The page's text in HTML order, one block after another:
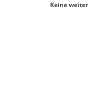
Keine